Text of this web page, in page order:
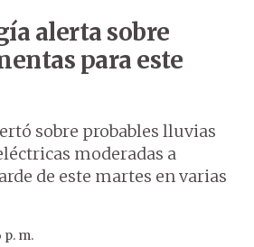
alerta sobre
para este
sobre probables lluvias
moderadas a
de este martes en varias
p. m.